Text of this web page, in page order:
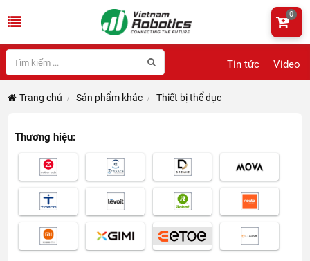
Tin tức Video
0
Trang chủ Sản phẩm khác Thiết bị thể dục
Thương hiệu: